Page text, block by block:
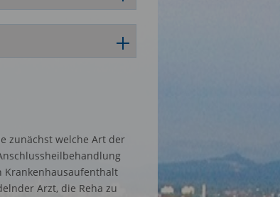
zunächst welche Art der
Krankenhausaufenthalt
Arzt, die Reha zu